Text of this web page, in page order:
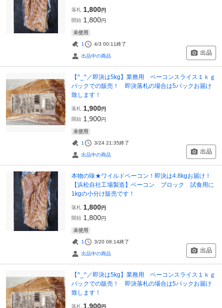
落札 1,800円
開始 1,800円
未使用
1 4/3 00:11終了
出品中の商品 出品
【^_^／即決は5kg】業務用 ベーコンスライス１ｋｇ
パックでの販売！ 即決落札の場合は5パックお届け
致します！
落札 1,900円
開始 1,900円
未使用
1 3/24 21:35終了
出品中の商品 出品
本物の味★ワイルドベーコン！即決は4.8kgお届け！
【浜松自社工場製造】ベーコン ブロック 試食用に
1kgの小分け販売です！
落札 1,800円
開始 1,800円
未使用
1 3/20 08:14終了
出品中の商品 出品
【^_^／即決は5kg】業務用 ベーコンスライス１ｋｇ
パックでの販売！ 即決落札の場合は5パックお届け
致します！
落札 1,900円